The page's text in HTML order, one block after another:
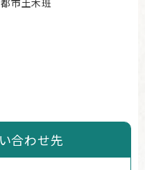
合わせ先